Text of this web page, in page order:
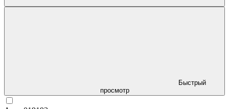
Быстрый
просмотр